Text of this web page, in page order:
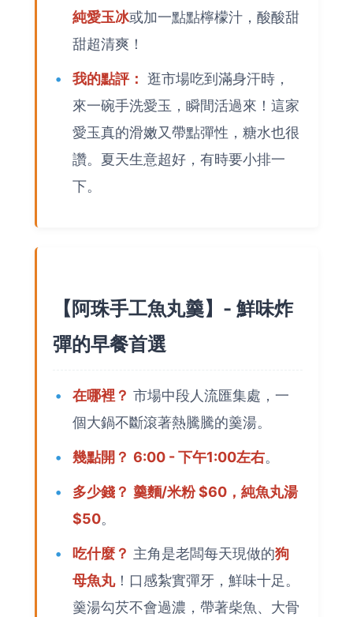
純愛玉冰或加一點點檸檬汁，酸酸甜
甜超清爽！
我的點評： 逛市場吃到滿身汗時，
來一碗手洗愛玉，瞬間活過來！這家
愛玉真的滑嫩又帶點彈性，糖水也很
讚。夏天生意超好，有時要小排一
下。
【阿珠手工魚丸羹】- 鮮味炸
彈的早餐首選
在哪裡？ 市場中段人流匯集處，一
個大鍋不斷滾著熱騰騰的羹湯。
幾點開？ 6:00 - 下午1:00左右。
多少錢？ 羹麵/米粉 $60，純魚丸湯
$50。
吃什麼？ 主角是老闆每天現做的狗
母魚丸！口感紮實彈牙，鮮味十足。
羹湯勾芡不會過濃，帶著柴魚、大骨